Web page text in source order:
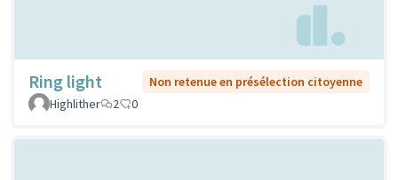
Ring light
Non retenue en présélection citoyenne
Highlither
2 0